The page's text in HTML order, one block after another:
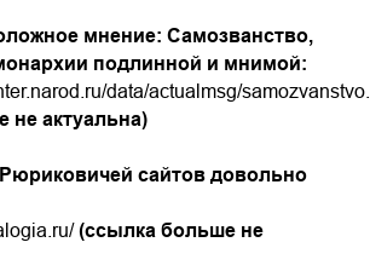
мнение: Самозванство,
подлинной и мнимой:
data/actualmsg/
не актуальна)
сайтов довольно
(ссылка больше не